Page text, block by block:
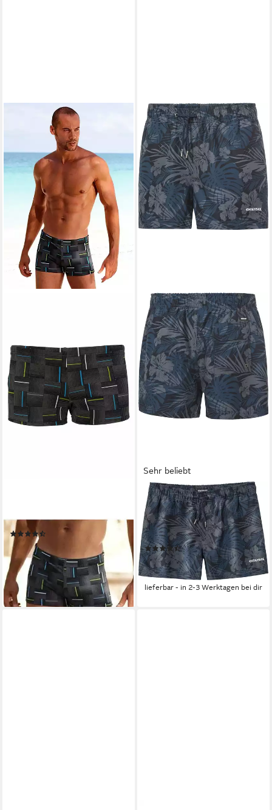
modischem Allovermuster
(332)
39,99 €
-20%
lieferbar - in 1-2 Werktagen bei dir
Sehr beliebt
CHIEMSEE
Badeshorts mit elastischem
Bund, Kordelzug und Netz-
Innenslip
(90)
29,99 € UVP39,99 €
-25%
lieferbar - in 2-3 Werktagen bei dir